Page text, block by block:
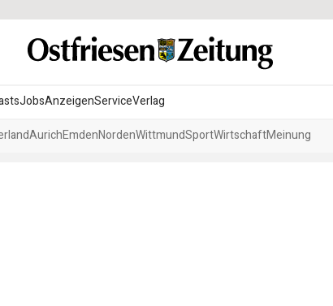
JobsAnzeigenServiceVerlag
AurichEmdenNordenWittmundSportWirtschaftMeinung